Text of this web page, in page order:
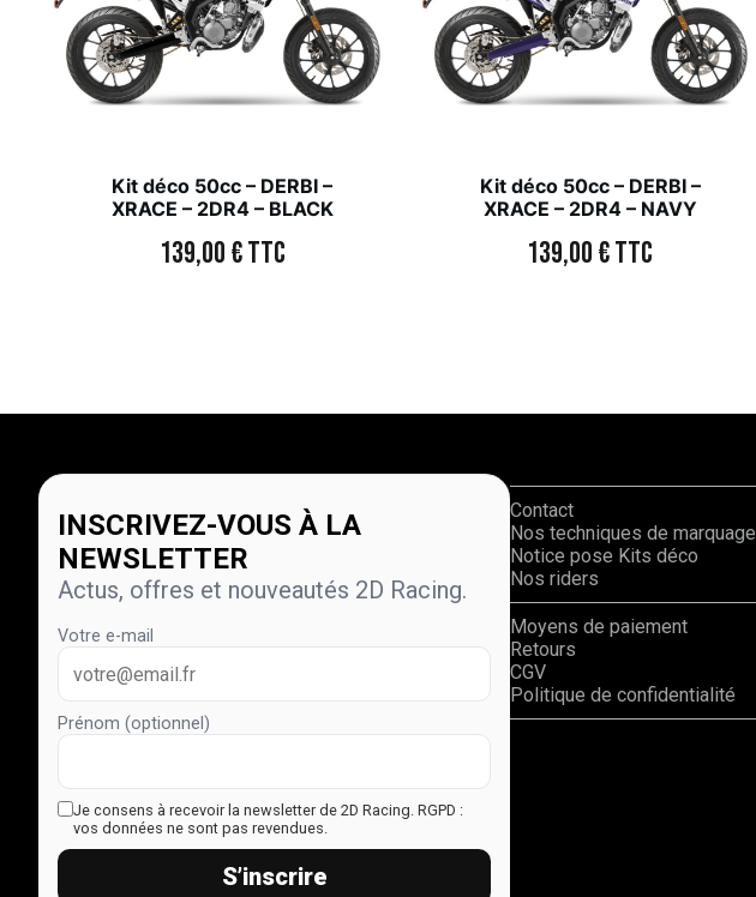
Kit déco 50cc – DERBI –
XRACE – 2DR4 – BLACK
139,00€TTC
Kit déco 50cc – DERBI –
XRACE – 2DR4 – NAVY
139,00€TTC
INSCRIVEZ-VOUS À LA
NEWSLETTER
Actus, offres et nouveautés 2D Racing.
Votre e-mail
Prénom (optionnel)
Je consens à recevoir la newsletter de 2D Racing. RGPD :
vos données ne sont pas revendues.
S’inscrire
Contact
Nos techniques de marquage
Notice pose Kits déco
Nos riders
Moyens de paiement
Retours
CGV
Politique de confidentialité